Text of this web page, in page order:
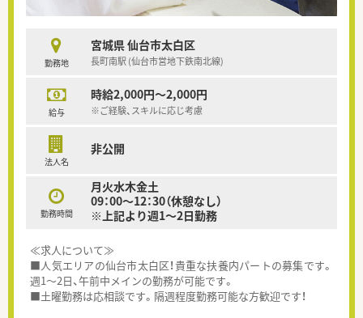
勤務地
宮城県 仙台市太白区
長町南駅 (仙台市営地下鉄南北線)
給与
時給2,000円～2,000円
※ご経験、スキルに応じ考慮
法人名
非公開
勤務時間
月火水木金土
09：00～12：30（休憩なし）
※上記より週1～2日勤務
≪求人について≫
■人気エリアの仙台市太白区！貴重な扶養内パートの募集です。
週1～2日、午前中メインの勤務が可能です。
■土曜勤務は応相談です。隔週程度勤務可能な方歓迎です！